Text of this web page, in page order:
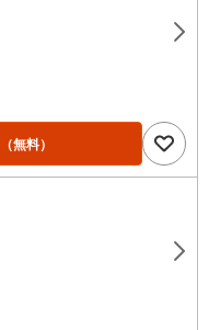
（無料）